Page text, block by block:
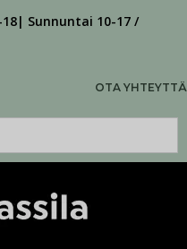
Sunnuntai 10-17 /
OTA YHTEYTTÄ